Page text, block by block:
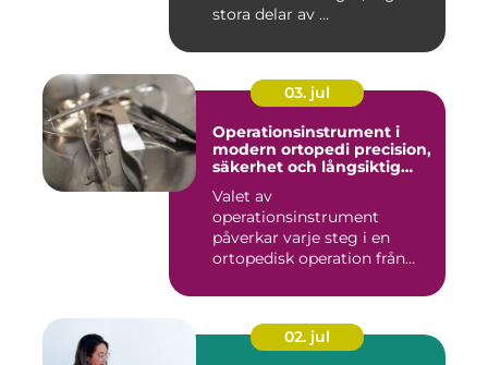
stora delar av ...
03. jul
Operationsinstrument i
modern ortopedi precision,
säkerhet och långsiktig
Valet av
operationsinstrument
påverkar varje steg i en
ortopedisk operation från
02. jul